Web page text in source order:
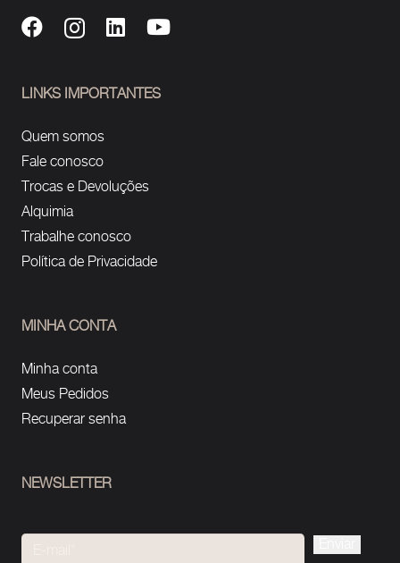
LINKS IMPORTANTES
Quem somos
Fale conosco
Trocas e Devoluções
Alquimia
Trabalhe conosco
Política de Privacidade
MINHA CONTA
Minha conta
Meus Pedidos
Recuperar senha
NEWSLETTER